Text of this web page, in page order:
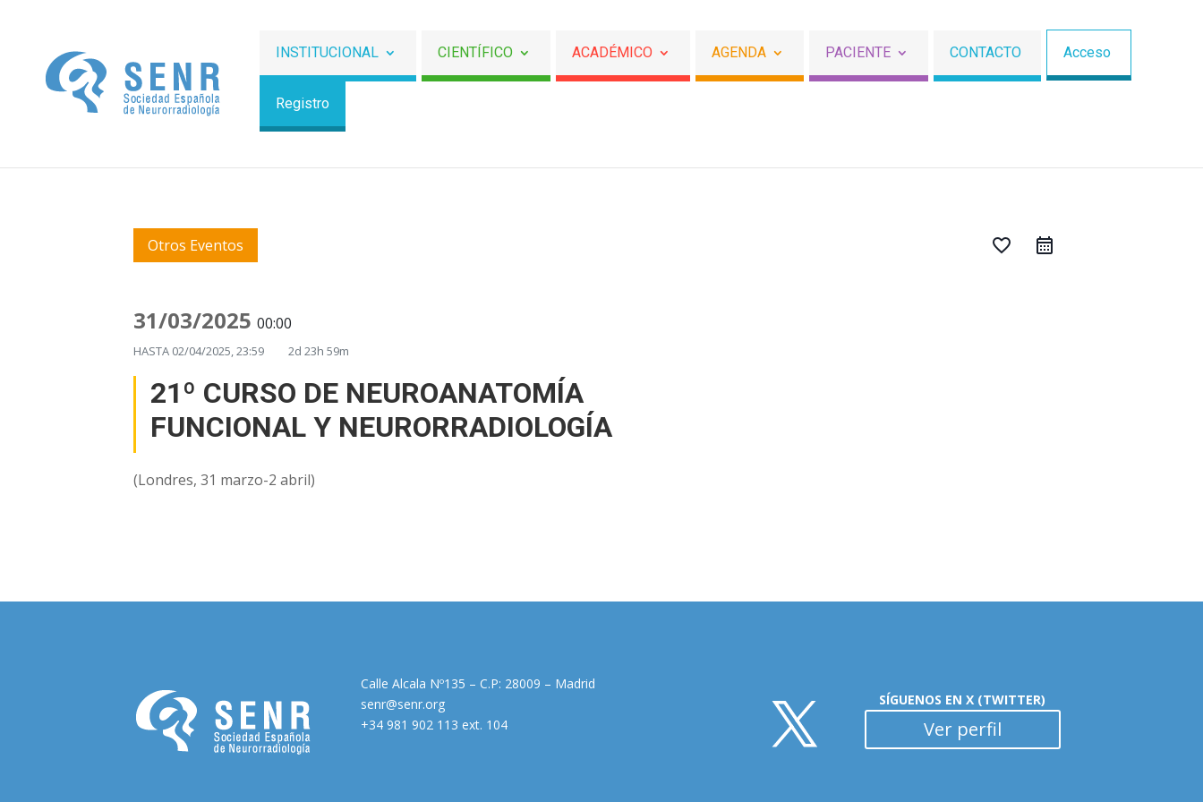
INSTITUCIONAL CIENTÍFICO ACADÉMICO AGENDA PACIENTE CONTACTO Acceso
Registro
Otros Eventos favorite_border
31/03/202500:00
HASTA 02/04/2025, 23:59 2d 23h 59m
21º CURSO DE NEUROANATOMÍA
FUNCIONAL Y NEURORRADIOLOGÍA
(Londres, 31 marzo-2 abril)
Calle Alcala Nº135 – C.P: 28009 – Madrid
senr@senr.org
+34 981 902 113 ext. 104
SÍGUENOS EN X (TWITTER)
Ver perfil